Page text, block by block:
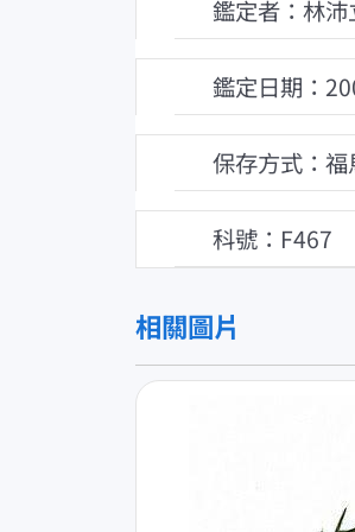
鑑定者：林沛
鑑定日期：
保存方式：
科號：F467
相關圖片